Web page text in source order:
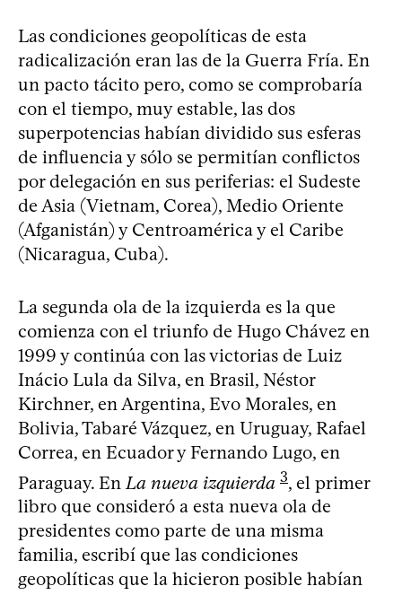
Las condiciones geopolíticas de esta
radicalización eran las de la Guerra Fría. En
un pacto tácito pero, como se comprobaría
con el tiempo, muy estable, las dos
superpotencias habían dividido sus esferas
de influencia y sólo se permitían conflictos
por delegación en sus periferias: el Sudeste
de Asia (Vietnam, Corea), Medio Oriente
(Afganistán) y Centroamérica y el Caribe
(Nicaragua, Cuba).
La segunda ola de la izquierda es la que
comienza con el triunfo de Hugo Chávez en
1999 y continúa con las victorias de Luiz
Inácio Lula da Silva, en Brasil, Néstor
Kirchner, en Argentina, Evo Morales, en
Bolivia, Tabaré Vázquez, en Uruguay, Rafael
Correa, en Ecuador y Fernando Lugo, en
Paraguay. En La nueva izquierda 3, el primer
libro que consideró a esta nueva ola de
presidentes como parte de una misma
familia, escribí que las condiciones
geopolíticas que la hicieron posible habían